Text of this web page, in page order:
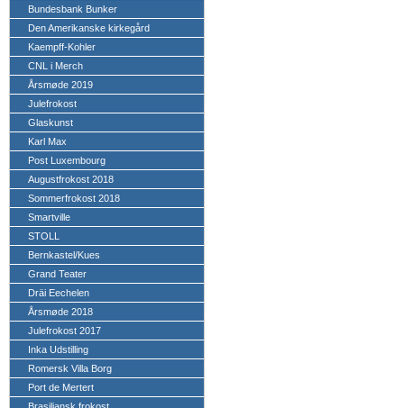
Bundesbank Bunker
Den Amerikanske kirkegård
Kaempff-Kohler
CNL i Merch
Årsmøde 2019
Julefrokost
Glaskunst
Karl Max
Post Luxembourg
Augustfrokost 2018
Sommerfrokost 2018
Smartville
STOLL
Bernkastel/Kues
Grand Teater
Dräi Eechelen
Årsmøde 2018
Julefrokost 2017
Inka Udstilling
Romersk Villa Borg
Port de Mertert